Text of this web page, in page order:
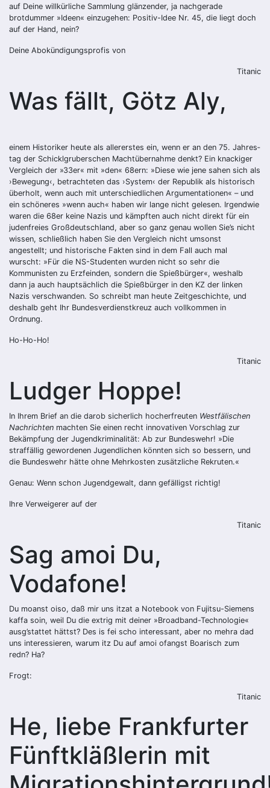
auf Deine willkürliche Sammlung glänzender, ja nachgerade
brotdummer »Ideen« einzugehen: Positiv-Idee Nr. 45, die liegt doch
auf der Hand, nein?
Deine Abokündigungsprofis von
Titanic
Was fällt, Götz Aly,
einem Historiker heute als aller­erstes ein, wenn er an den 75. Jahres­
tag der Schicklgruberschen Machtübernahme denkt? Ein knackiger
Vergleich der »33er« mit »den« 68ern: »Diese wie jene sahen sich als
›Bewegung‹, betrachteten das ›System‹ der Republik als historisch
überholt, wenn auch mit unterschiedlichen Argumentationen« – und
ein schöneres »wenn auch« haben wir lange nicht gelesen. Irgendwie
waren die 68er keine Nazis und kämpften auch nicht direkt für ein
judenfreies Großdeutschland, aber so ganz genau wollen Sie’s nicht
wissen, schließlich haben Sie den Vergleich nicht umsonst
angestellt; und historische Fakten sind in dem Fall auch mal
wurscht: »Für die NS-Studenten wurden nicht so sehr die
Kommunisten zu Erzfeinden, sondern die Spießbürger«, weshalb
dann ja auch hauptsächlich die Spießbürger in den KZ der linken
Nazis verschwanden. So schreibt man heute Zeitgeschichte, und
deshalb geht Ihr Bundesverdienstkreuz auch vollkommen in
Ordnung.
Ho-Ho-Ho!
Titanic
Ludger Hoppe!
In Ihrem Brief an die darob sicher­lich hocherfreuten Westfälischen
Nachrichten machten Sie einen recht innovativen Vorschlag zur
Bekämpfung der Jugendkriminalität: Ab zur Bundeswehr! »Die
straffällig gewordenen Jugendlichen könnten sich so bessern, und
die Bundeswehr hätte ohne Mehrkosten zusätzliche Rekruten.«
Genau: Wenn schon Jugendgewalt, dann gefälligst richtig!
Ihre Verweigerer auf der
Titanic
Sag amoi Du,
Vodafone!
Du moanst oiso, daß mir uns itzat a Notebook von Fujitsu-Siemens
kaffa soin, weil Du die extrig mit deiner »Broadband-Technologie«
ausg’stattet hättst? Des is fei scho interessant, aber no mehra dad
uns interessieren, warum itz Du auf amoi ofangst Boarisch zum
redn? Ha?
Frogt:
Titanic
He, liebe Frankfurter
Fünftkläßlerin mit